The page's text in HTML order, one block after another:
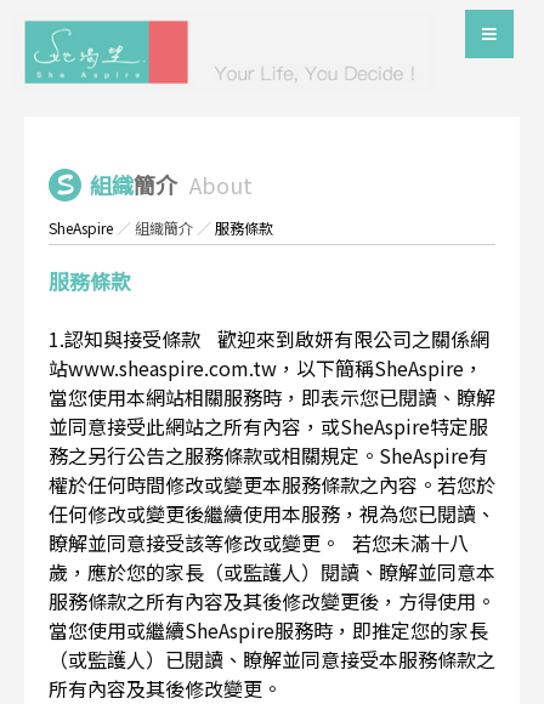
組織簡介 About
SheAspire ／組織簡介 ／服務條款
服務條款
1.認知與接受條款 歡迎來到啟妍有限公司之關係網
站www.sheaspire.com.tw，以下簡稱SheAspire，
當您使用本網站相關服務時，即表示您已閱讀、瞭解
並同意接受此網站之所有內容，或SheAspire特定服
務之另行公告之服務條款或相關規定。SheAspire有
權於任何時間修改或變更本服務條款之內容。若您於
任何修改或變更後繼續使用本服務，視為您已閱讀、
瞭解並同意接受該等修改或變更。 若您未滿十八
歲，應於您的家長（或監護人）閱讀、瞭解並同意本
服務條款之所有內容及其後修改變更後，方得使用。
當您使用或繼續SheAspire服務時，即推定您的家長
（或監護人）已閱讀、瞭解並同意接受本服務條款之
所有內容及其後修改變更。